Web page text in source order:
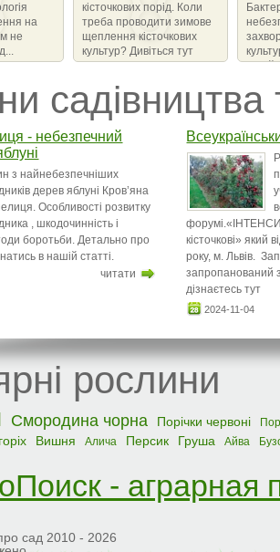
на
не
кісточкових порід. Коли
треба проводити зимове
щеплення кісточкових
культур? Дивіться тут
садівництва
- небезпечний
з найнебезпечніших
дерев яблуні Кров’яна
Особливості розвитку
, шкодочинність і
боротьби. Детально про
в нашій статті.
читати
кісточкові» який
року, м. Львів.
запропанований
дізнаєтесь тут
2024-11-04
рослини
Смородина чорна Порічки червоні
Вишня Алича Персик Груша Айва
сад 2010 - 2026